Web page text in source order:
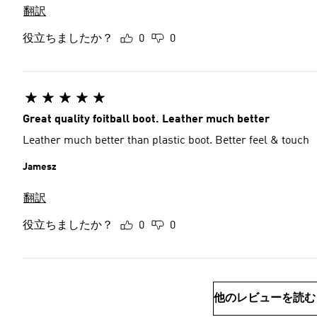
翻訳
役立ちましたか？ 0 0
Great quality foitball boot. Leather much better
Leather much better than plastic boot. Better feel & touch
Jamesz
翻訳
役立ちましたか？ 0 0
他のレビューを読む